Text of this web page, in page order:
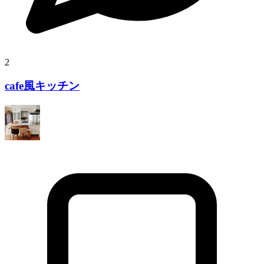
2
cafe風キッチン